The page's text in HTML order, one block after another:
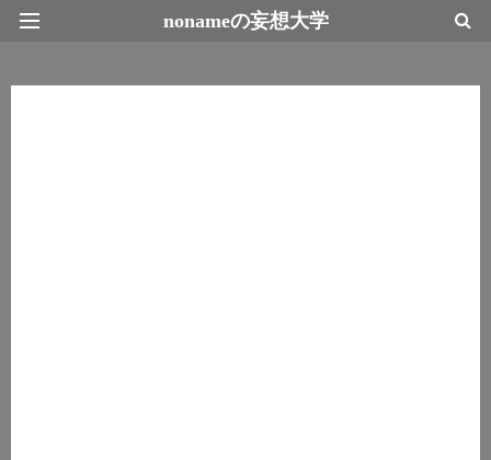
nonameの妄想大学